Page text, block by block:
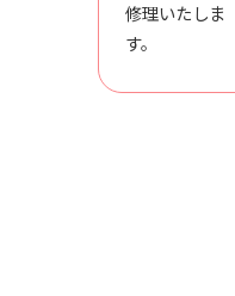
修理いたしま
す。